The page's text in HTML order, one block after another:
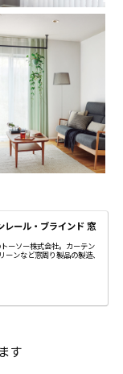
レール・ブラインド 窓
ーソー株式会社。カーテン
ンなど窓周り製品の製造、
す